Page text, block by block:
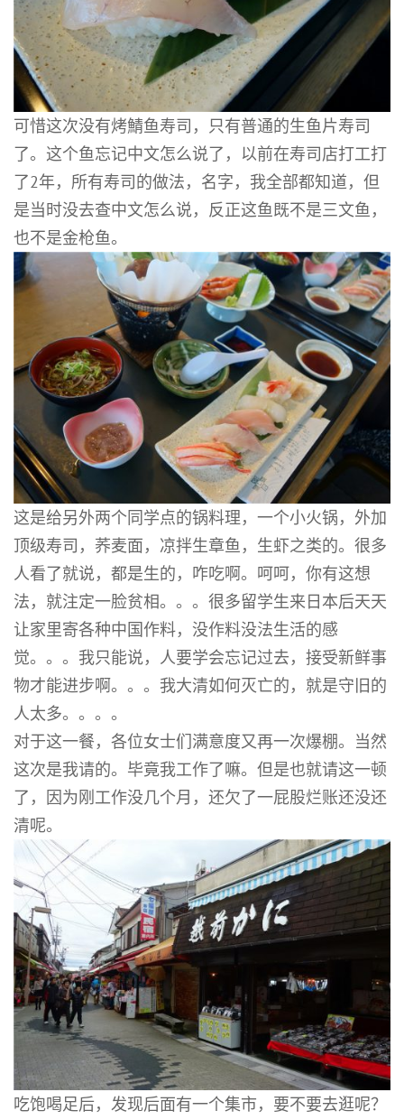
可惜这次没有烤鯖鱼寿司，只有普通的生鱼片寿司
了。这个鱼忘记中文怎么说了，以前在寿司店打工打
了2年，所有寿司的做法，名字，我全部都知道，但
是当时没去查中文怎么说，反正这鱼既不是三文鱼，
也不是金枪鱼。
这是给另外两个同学点的锅料理，一个小火锅，外加
顶级寿司，荞麦面，凉拌生章鱼，生虾之类的。很多
人看了就说，都是生的，咋吃啊。呵呵，你有这想
法，就注定一脸贫相。。。很多留学生来日本后天天
让家里寄各种中国作料，没作料没法生活的感
觉。。。我只能说，人要学会忘记过去，接受新鲜事
物才能进步啊。。。我大清如何灭亡的，就是守旧的
人太多。。。。
对于这一餐，各位女士们满意度又再一次爆棚。当然
这次是我请的。毕竟我工作了嘛。但是也就请这一顿
了，因为刚工作没几个月，还欠了一屁股烂账还没还
清呢。
吃饱喝足后，发现后面有一个集市，要不要去逛呢？